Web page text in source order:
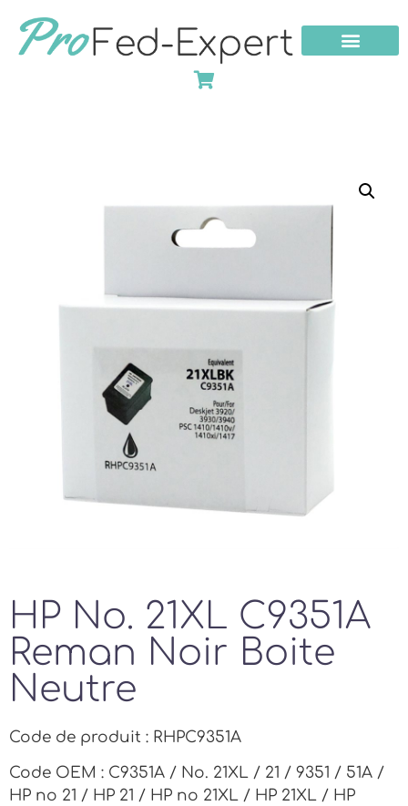
HP No. 21XL C9351A
Reman Noir Boite
Neutre
Code de produit : RHPC9351A
Code OEM : C9351A / No. 21XL / 21 / 9351 / 51A /
HP no 21 / HP 21 / HP no 21XL / HP 21XL / HP